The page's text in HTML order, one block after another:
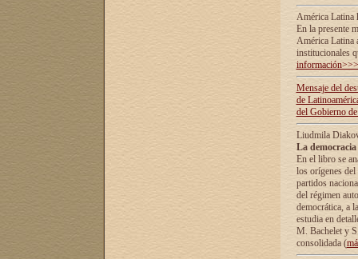
América Latina
En la presente
América Latina
institucionales
información>>>
Mensaje del
de
del Gobierno
Liudmila
La
En el libro se
los orígenes
partidos
del régimen
democrática, а
estudia en
М. Bachelet у
consolidada (